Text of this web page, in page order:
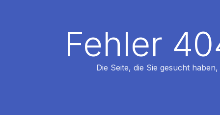
Fehler
Die Seite, die Sie gesucht